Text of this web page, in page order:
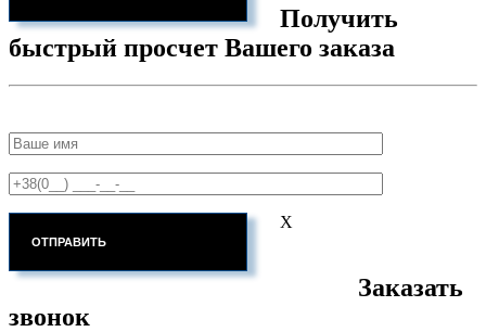
Получить
быстрый просчет Вашего заказа
X
Заказать
звонок